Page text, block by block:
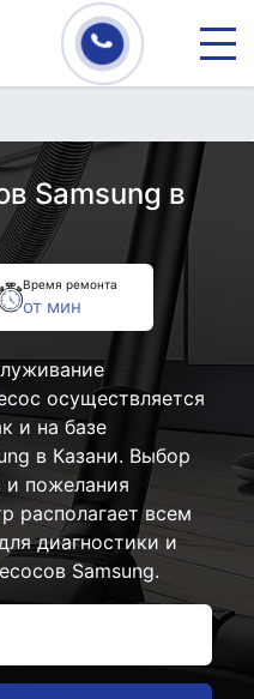
Samsung в
Время ремонта
от мин
осуществляется
и на базе
в Казани. Выбор
и пожелания
располагает всем
диагностики и
Samsung.